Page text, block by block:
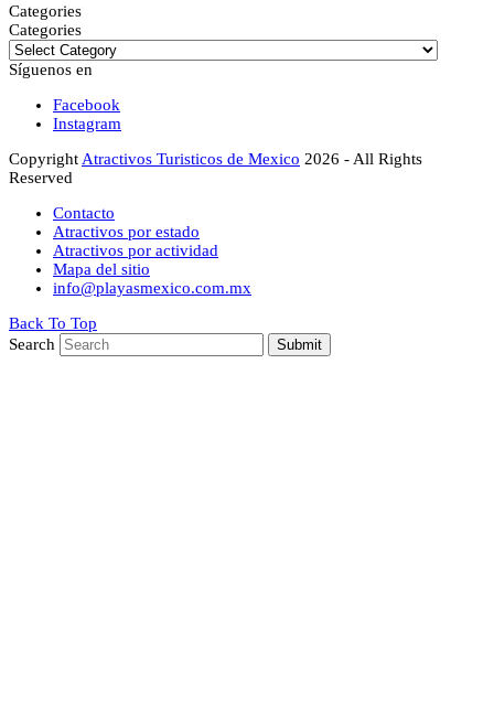
Categories
Categories
Síguenos en
Facebook
Instagram
Copyright Atractivos Turisticos de Mexico 2026 - All Rights
Reserved
Contacto
Atractivos por estado
Atractivos por actividad
Mapa del sitio
info@playasmexico.com.mx
Back To Top
Search
Submit